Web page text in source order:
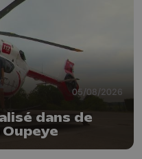
05/08/2026
dans de